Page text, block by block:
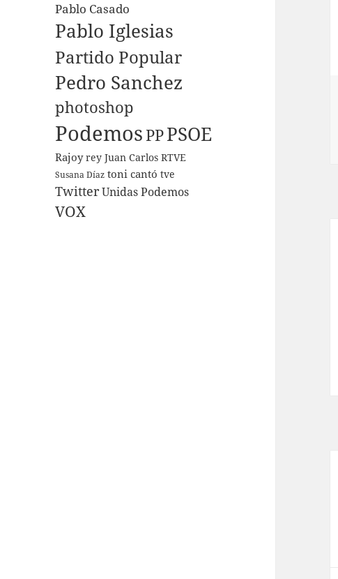
Pablo Casado
Pablo Iglesias
Partido Popular
Pedro Sanchez
photoshop
PodemosPPPSOE
Rajoy rey Juan Carlos RTVE
Susana Díaz toni cantó tve
TwitterUnidas Podemos
VOX